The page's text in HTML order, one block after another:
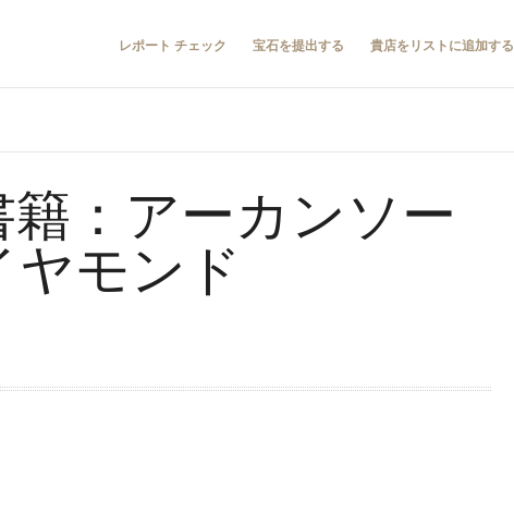
レポート チェック 宝石を提出する 貴店をリストに追加する
：アーカンソー
モンド